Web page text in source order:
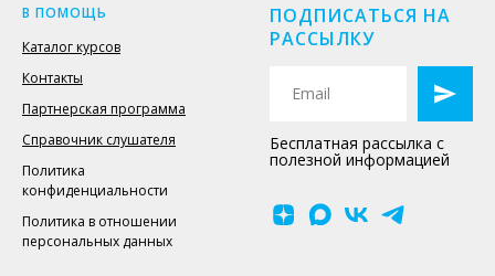
В ПОМОЩЬ
Каталог курсов
Контакты
Партнерская программа
Справочник слушателя
Политика
конфиденциальности
Политика в отношении
персональных данных
ПОДПИСАТЬСЯ НА
РАССЫЛКУ
Бесплатная рассылка с
полезной информацией